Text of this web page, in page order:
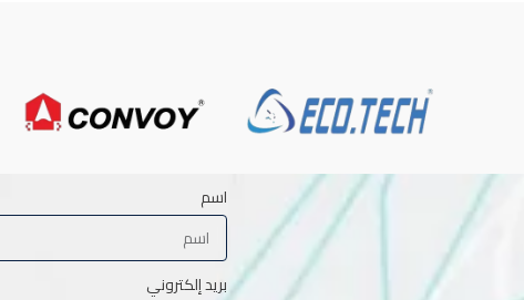
اسم
بريد إلكتروني